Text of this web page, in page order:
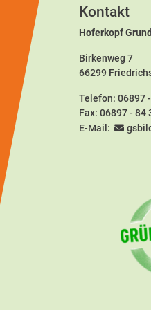
Kontakt
Hoferkopf
Birkenweg 7
66299
Telefon: 06897
Fax: 06897 - 84
E-Mail: